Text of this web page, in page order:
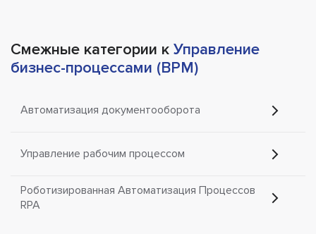
Смежные категории к Управление
бизнес-процессами (BPM)
Автоматизация документооборота
Управление рабочим процессом
Роботизированная Автоматизация Процессов
RPA